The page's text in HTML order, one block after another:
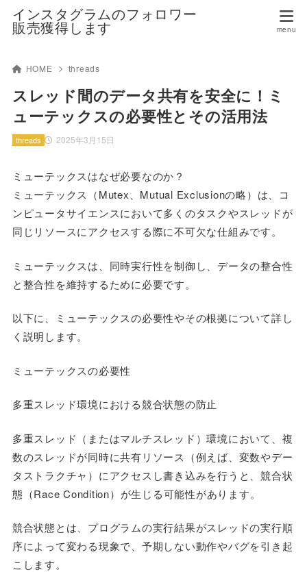
インスタグラムのフォロワー
販売獲得します
HOME threads
スレッド間のデータ共有を安全に！ミ
ューテックスの必要性とその活用法
2025年3月15日
threads
ミューテックスはなぜ必要なのか？
ミューテックス（Mutex、Mutual Exclusionの略）は、コ
ンピュータサイエンスにおいて多くのタスクやスレッドが
同じリソースにアクセスする際に不可欠な仕組みです。
ミューテックスは、同時実行性を制御し、データの整合性
と整合性を維持するために必要です。
以下に、ミューテックスの必要性やその根拠について詳し
く説明します。
ミューテックスの必要性
多重スレッド環境における競合状態の防止
多重スレッド（またはマルチスレッド）環境において、複
数のスレッドが同時に共有リソース（例えば、変数やデー
タストラクチャ）にアクセスし書き込みを行うと、競合状
態（Race Condition）が生じる可能性があります。
競合状態とは、プログラムの実行結果がスレッドの実行順
序によって変わる現象で、予期しない動作やバグを引き起
こします。